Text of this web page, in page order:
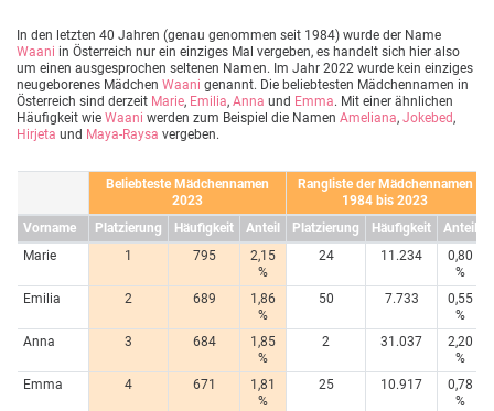
In den letzten 40 Jahren (genau genommen seit 1984) wurde der Name
Waani in Österreich nur ein einziges Mal vergeben, es handelt sich hier also
um einen ausgesprochen seltenen Namen. Im Jahr 2022 wurde kein einziges
neugeborenes Mädchen Waani genannt. Die beliebtesten Mädchennamen in
Österreich sind derzeit Marie, Emilia, Anna und Emma. Mit einer ähnlichen
Häufigkeit wie Waani werden zum Beispiel die Namen Ameliana, Jokebed,
Hirjeta und Maya-Raysa vergeben.
Beliebteste Mädchennamen
2023
Rangliste der Mädchennamen
1984 bis 2023
Vorname
Platzierung Häufigkeit Anteil Platzierung Häufigkeit
Anteil
Marie
1 795
2,15
%
24 11.234
0,80
%
Emilia
2 689
1,86
%
50 7.733
0,55
%
Anna
3 684
1,85
%
2 31.037
2,20
%
Emma
4 671
1,81
%
25 10.917
0,78
%